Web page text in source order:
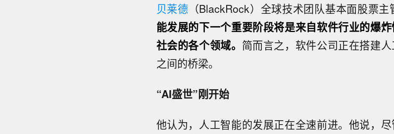
贝莱德 （BlackRock）全球技术团队基本面股票主
能发展的下一个重要阶段将是来自软件行业的爆
社会的各个领域。 简而言之，软件公司正在搭建
之间的桥梁。
“AI盛世”刚开始
他认为，人工智能的发展正在全速前进。他说，